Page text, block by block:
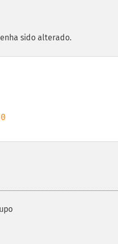
sido alterado.